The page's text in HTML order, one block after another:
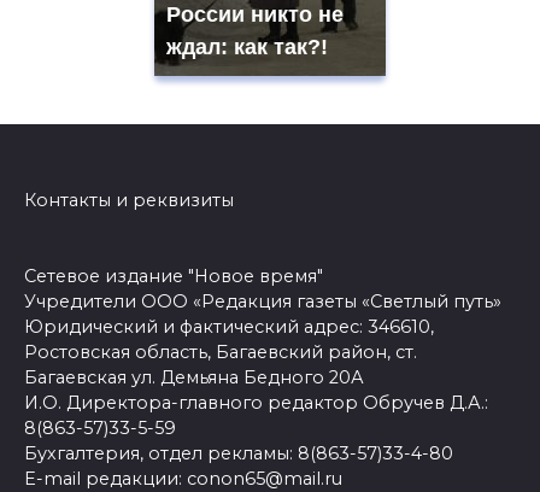
России никто не
ждал: как так?!
Контакты и реквизиты
Сетевое издание "Новое время"
Учредители ООО «Редакция газеты «Светлый путь»
Юридический и фактический адрес: 346610,
Ростовская область, Багаевский район, ст.
Багаевская ул. Демьяна Бедного 20А
И.О. Директора-главного редактор Обручев Д.А.:
8(863-57)33-5-59
Бухгалтерия, отдел рекламы: 8(863-57)33-4-80
E-mail редакции: conon65@mail.ru